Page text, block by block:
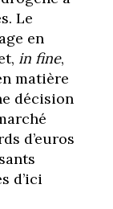
Le
en
in fine,
matière
décision
d’euros
d’ici